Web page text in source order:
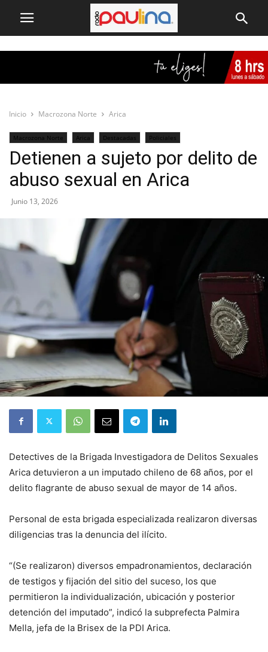
Inicio Macrozona Norte Arica
Macrozona Norte Arica Destacadas Policiales
Detienen a sujeto por delito de
abuso sexual en Arica
Junio 13, 2026
Detectives de la Brigada Investigadora de Delitos Sexuales
Arica detuvieron a un imputado chileno de 68 años, por el
delito flagrante de abuso sexual de mayor de 14 años.
Personal de esta brigada especializada realizaron diversas
diligencias tras la denuncia del ilícito.
“(Se realizaron) diversos empadronamientos, declaración
de testigos y fijación del sitio del suceso, los que
permitieron la individualización, ubicación y posterior
detención del imputado”, indicó la subprefecta Palmira
Mella, jefa de la Brisex de la PDI Arica.